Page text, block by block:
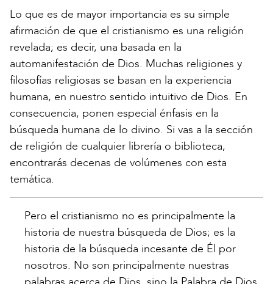
Lo que es de mayor importancia es su simple
afirmación de que el cristianismo es una religión
revelada; es decir, una basada en la
automanifestación de Dios. Muchas religiones y
filosofías religiosas se basan en la experiencia
humana, en nuestro sentido intuitivo de Dios. En
consecuencia, ponen especial énfasis en la
búsqueda humana de lo divino. Si vas a la sección
de religión de cualquier librería o biblioteca,
encontrarás decenas de volúmenes con esta
temática.
Pero el cristianismo no es principalmente la
historia de nuestra búsqueda de Dios; es la
historia de la búsqueda incesante de Él por
nosotros. No son principalmente nuestras